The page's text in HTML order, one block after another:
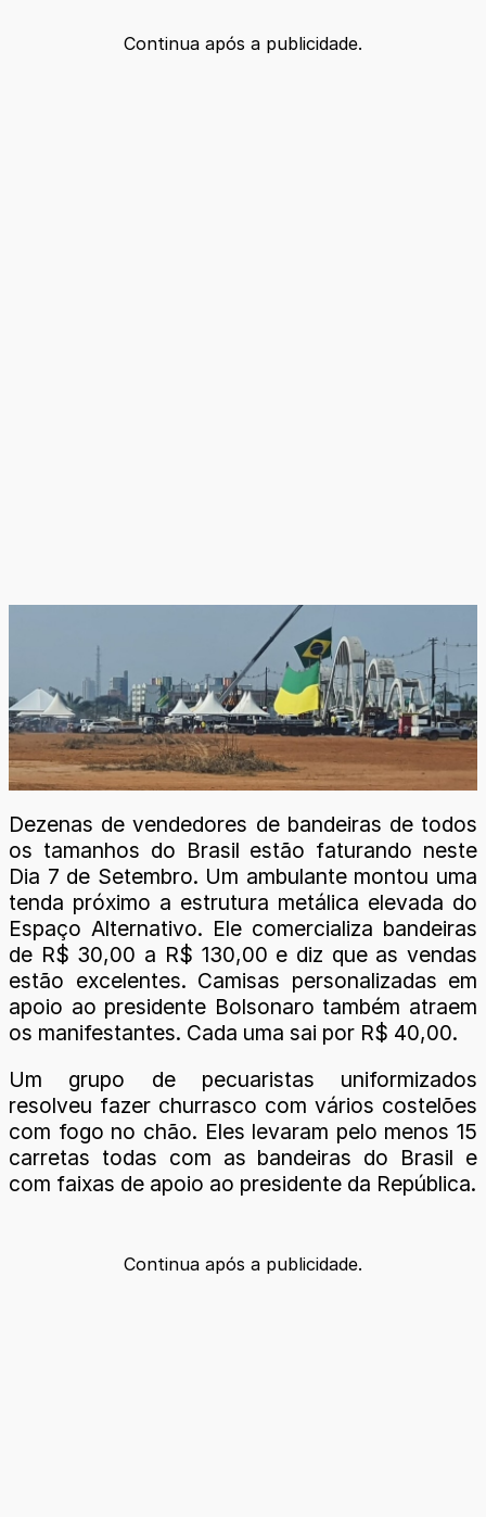
Continua após a publicidade.
Dezenas de vendedores de bandeiras de todos
os tamanhos do Brasil estão faturando neste
Dia 7 de Setembro. Um ambulante montou uma
tenda próximo a estrutura metálica elevada do
Espaço Alternativo. Ele comercializa bandeiras
de R$ 30,00 a R$ 130,00 e diz que as vendas
estão excelentes. Camisas personalizadas em
apoio ao presidente Bolsonaro também atraem
os manifestantes. Cada uma sai por R$ 40,00.
Um grupo de pecuaristas uniformizados
resolveu fazer churrasco com vários costelões
com fogo no chão. Eles levaram pelo menos 15
carretas todas com as bandeiras do Brasil e
com faixas de apoio ao presidente da República.
Continua após a publicidade.